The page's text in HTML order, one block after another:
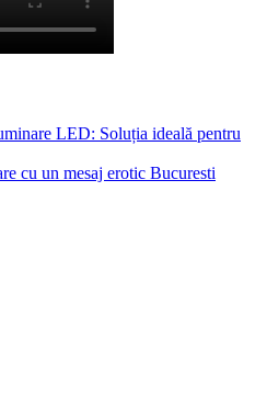
LED: Soluția ideală pentru
cu un mesaj erotic Bucuresti